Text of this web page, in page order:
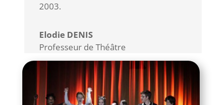
2003.
Elodie DENIS
Professeur de Théâtre